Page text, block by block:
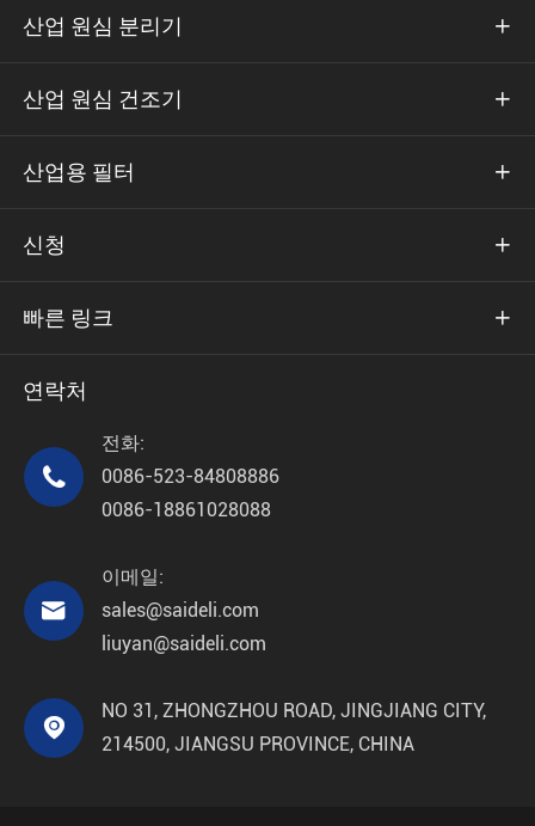
산업 원심 분리기 
산업 원심 건조기 
산업용 필터 
신청 
빠른 링크 
연락처

전화:
0086-523-84808886
0086-18861028088

이메일:
sales@saideli.com
liuyan@saideli.com

NO 31, ZHONGZHOU ROAD, JINGJIANG CITY,
214500, JIANGSU PROVINCE, CHINA